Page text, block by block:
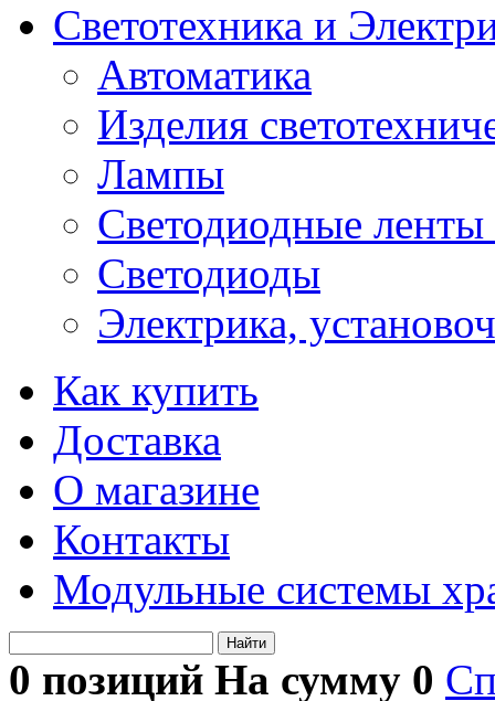
Светотехника и
Автоматика
Изделия
Лампы
Светодиодные
Светодиоды
Электрика,
Как купить
Доставка
О магазине
Контакты
Модульные системы
Найти
0 позиций На сумму 0